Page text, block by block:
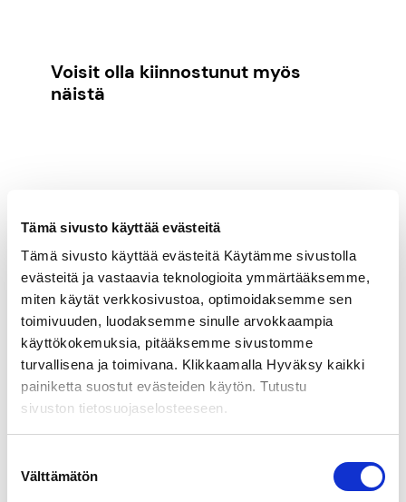
Tämä sivusto käyttää evästeitä
Tämä sivusto käyttää evästeitä Käytämme sivustolla
evästeitä ja vastaavia teknologioita ymmärtääksemme,
miten käytät verkkosivustoa, optimoidaksemme sen
toimivuuden, luodaksemme sinulle arvokkaampia
käyttökokemuksia, pitääksemme sivustomme
turvallisena ja toimivana. Klikkaamalla Hyväksy kaikki
painiketta suostut evästeiden käytön. Tutustu
sivuston tietosuojaselosteeseen.
valinta
Välttämätön
Voisit olla kiinnostunut myös
näistä